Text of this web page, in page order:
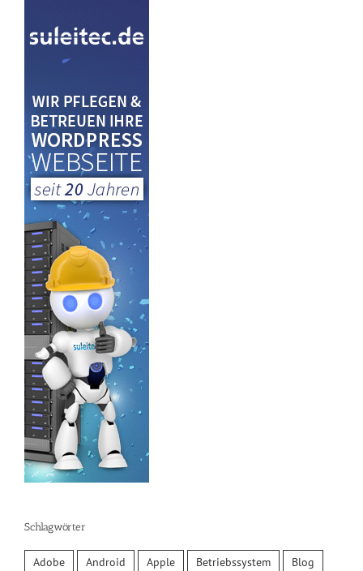
Schlagwörter
Adobe Android Apple Betriebssystem
Blog